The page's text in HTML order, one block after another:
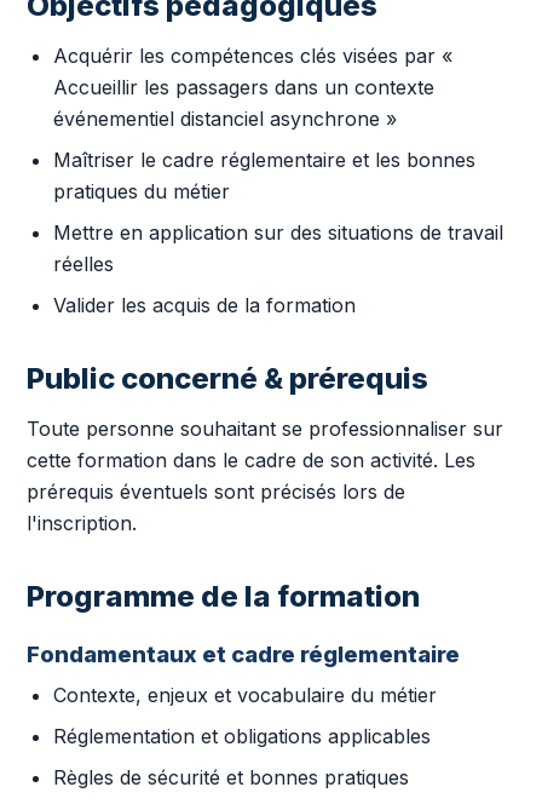
Acquérir les compétences clés visées par «
Accueillir les passagers dans un contexte
événementiel distanciel asynchrone »
Maîtriser le cadre réglementaire et les bonnes
pratiques du métier
Mettre en application sur des situations de travail
réelles
Valider les acquis de la formation
Public concerné & prérequis
Toute personne souhaitant se professionnaliser sur
cette formation dans le cadre de son activité. Les
prérequis éventuels sont précisés lors de
l'inscription.
Programme de la formation
Fondamentaux et cadre réglementaire
Contexte, enjeux et vocabulaire du métier
Réglementation et obligations applicables
Règles de sécurité et bonnes pratiques